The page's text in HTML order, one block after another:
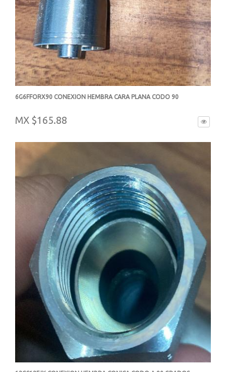
6G6FFORX90 CONEXION HEMBRA CARA PLANA CODO 90
MX $165.88